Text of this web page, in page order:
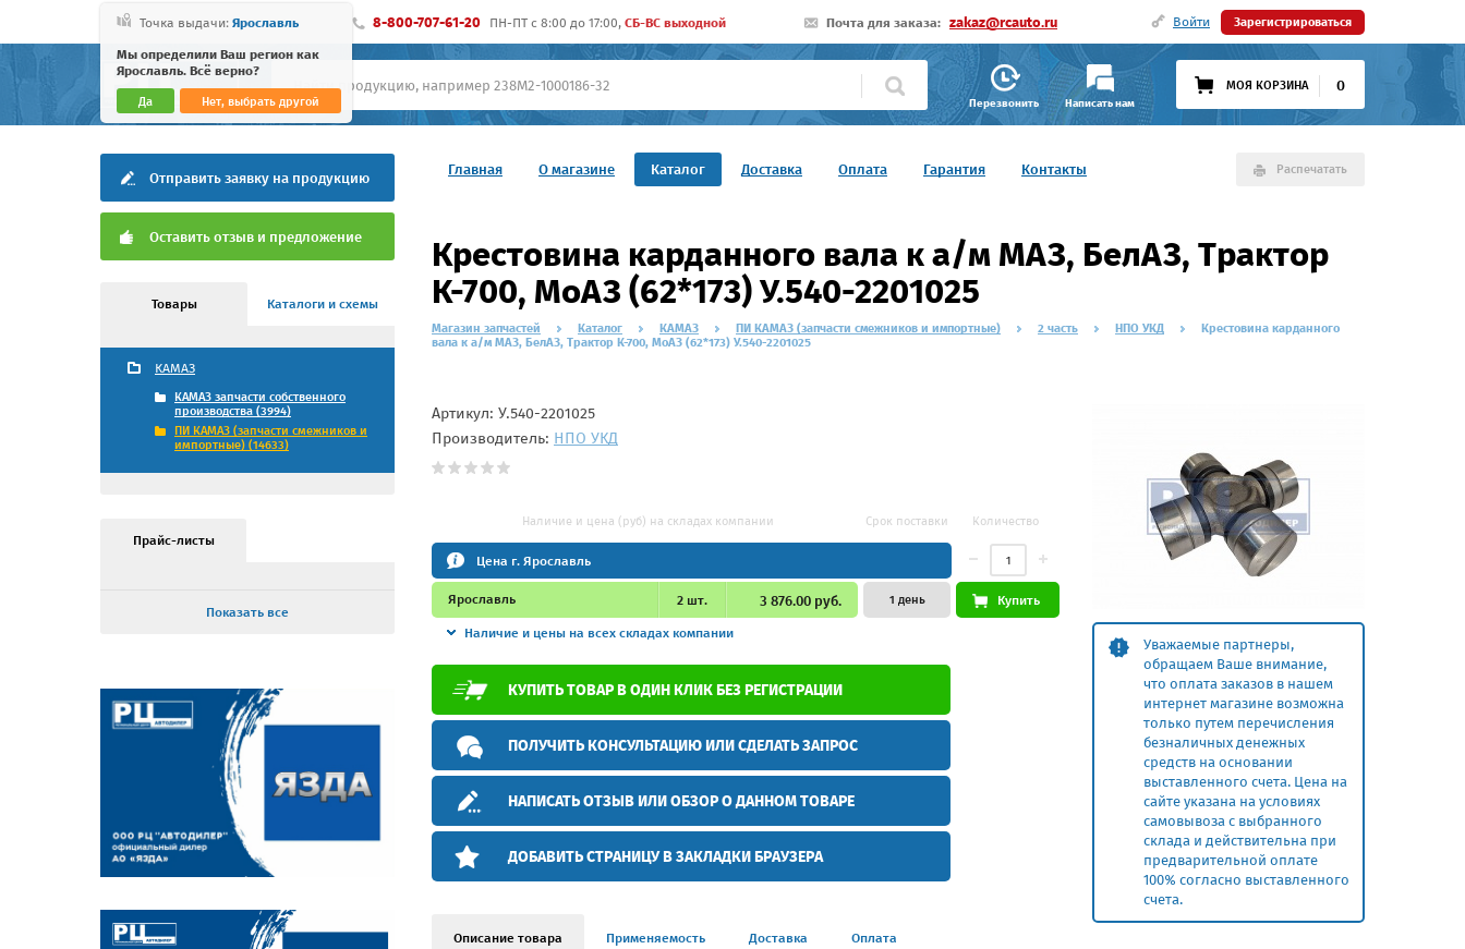
Точка выдачи: Ярославль
Мы определили Ваш регион как
Ярославль. Всё верно?
Да Нет, выбрать другой
8-800-707-61-20 ПН-ПТ c 8:00 до 17:00, СБ-ВС выходной Почта для заказа: zakaz@rcauto.ru Войти Зарегистрироваться
Перезвонить Написать нам
МОЯ КОРЗИНА 0
Главная О магазине Каталог Доставка Оплата Гарантия Контакты Распечатать
Отправить заявку на продукцию
Оставить отзыв и предложение
Товары Каталоги и схемы
КАМАЗ
КАМАЗ запчасти собственного
производства (3994)
ПИ КАМАЗ (запчасти смежников и
импортные) (14633)
Прайс-листы
Показать все
Крестовина карданного вала к а/м МАЗ, БелАЗ, Трактор
К-700, МоАЗ (62*173) У.540-2201025
Магазин запчастей Каталог КАМАЗ ПИ КАМАЗ (запчасти смежников и импортные) 2 часть НПО УКД
Крестовина карданного
вала к а/м МАЗ, БелАЗ, Трактор К-700, МоАЗ (62*173) У.540-2201025
Уважаемые партнеры,
обращаем Ваше внимание,
что оплата заказов в нашем
интернет магазине возможна
только путем перечисления
безналичных денежных
средств на основании
выставленного счета. Цена на
сайте указана на условиях
самовывоза с выбранного
склада и действительна при
предварительной оплате
100% согласно выставленного
счета.
Артикул: У.540-2201025
Производитель: НПО УКД
Наличие и цена (руб) на складах компании Срок поставки Количество
Цена г. Ярославль
Ярославль 2 шт. 3 876.00 руб.
Наличие и цены на всех складах компании
1 день Купить
КУПИТЬ ТОВАР В ОДИН КЛИК БЕЗ РЕГИСТРАЦИИ
ПОЛУЧИТЬ КОНСУЛЬТАЦИЮ ИЛИ СДЕЛАТЬ ЗАПРОС
НАПИСАТЬ ОТЗЫВ ИЛИ ОБЗОР О ДАННОМ ТОВАРЕ
ДОБАВИТЬ СТРАНИЦУ В ЗАКЛАДКИ БРАУЗЕРА
Описание товара Применяемость Доставка Оплата